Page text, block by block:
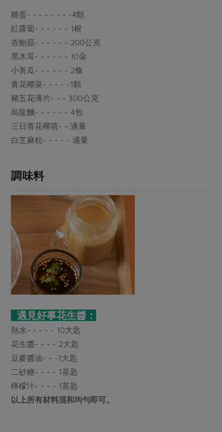
居家好物
美妝保養
家庭清潔
日用品
最新產品
優惠專區
素食專區
樂齡友善
飲品
異國料理
年菜食譜
養身食補
節慶大餐
30%rPET紅烏龍茶
2024農業發展計畫年度報告
更多議題活動
傳到心坎裡，誠心又澎派
公益金
更多議題
生活者e週報
綠主張月刊
典藏閱覽室
社務專區
選舉專區
媒體報導
下載專區
社務會議
雞蛋- - - - - - - -4顆
紅蘿蔔- - - - - - 1根
杏鮑菇- - - - - - 200公克
黑木耳- - - - - - 10朵
小黃瓜- - - - - - 2條
青花椰菜- - - - -1顆
豬五花薄片- - - 300公克
烏龍麵- - - - - - 4包
三日青花椰苗- - 適量
白芝麻粒- - - - - 適量
調味料
遇見好事花生醬：
熱水- - - - - 10大匙
花生醬- - - - 2大匙
豆麥醬油- - -1大匙
二砂糖- - - - 1茶匙
檸檬汁- - - - 1茶匙
以上所有材料混和均勻即可。